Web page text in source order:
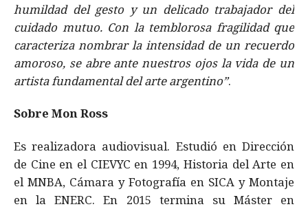
humildad del gesto y un delicado trabajador del
cuidado mutuo. Con la temblorosa fragilidad que
caracteriza nombrar la intensidad de un recuerdo
amoroso, se abre ante nuestros ojos la vida de un
artista fundamental del arte argentino”.
Sobre Mon Ross
Es realizadora audiovisual. Estudió en Dirección
de Cine en el CIEVYC en 1994, Historia del Arte en
el MNBA, Cámara y Fotografía en SICA y Montaje
en la ENERC. En 2015 termina su Máster en